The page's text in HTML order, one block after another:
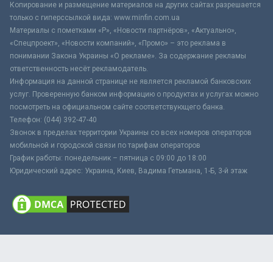
Копирование и размещение материалов на других сайтах разрешается
только с гиперссылкой вида: www.minfin.com.ua
Материалы с пометками «Р», «Новости партнёров», «Актуально»,
«Спецпроект», «Новости компаний», «Промо» – это реклама в
понимании Закона Украины «О рекламе». За содержание рекламы
ответственность несёт рекламодатель.
Информация на данной странице не является рекламой банковских
услуг. Проверенную банком информацию о продуктах и услугах можно
посмотреть на официальном сайте соответствующего банка.
Телефон: (044) 392-47-40
Звонок в пределах территории Украины со всех номеров операторов
мобильной и городской связи по тарифам операторов
График работы: понедельник – пятница с 09:00 до 18:00
Юридический адрес: Украина, Киев, Вадима Гетьмана, 1-Б, 3-й этаж